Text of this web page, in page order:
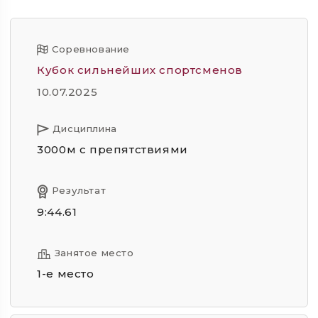
Соревнование
Кубок сильнейших спортсменов
10.07.2025
Дисциплина
3000м с препятствиями
Результат
9:44.61
Занятое место
1-е место